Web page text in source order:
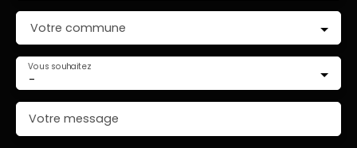
Votre commune
-
Vous souhaitez
Votre message